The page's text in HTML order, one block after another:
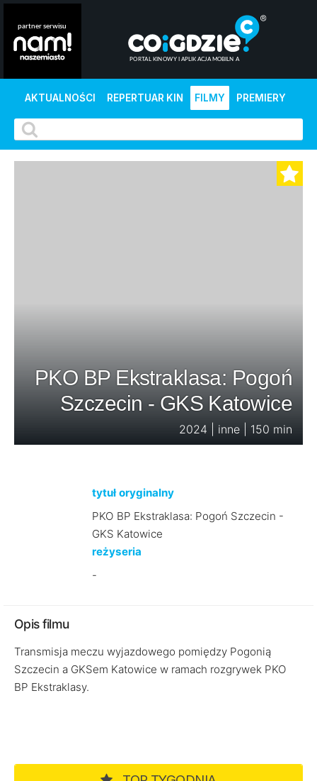
AKTUALNOŚCI REPERTUAR KIN FILMY PREMIERY
PKO BP Ekstraklasa: Pogoń
Szczecin - GKS Katowice
2024 | inne | 150 min
tytuł oryginalny
PKO BP Ekstraklasa: Pogoń Szczecin -
GKS Katowice
reżyseria
-
Opis filmu
Transmisja meczu wyjazdowego pomiędzy Pogonią
Szczecin a GKSem Katowice w ramach rozgrywek PKO
BP Ekstraklasy.